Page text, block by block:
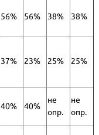
56% 56% 38% 38%
37% 23% 25% 25%
40% 40%
не
опр.
не
опр.